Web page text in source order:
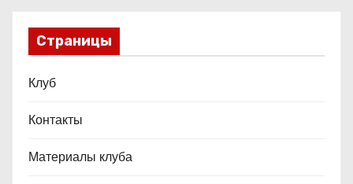
Страницы
Клуб
Контакты
Материалы клуба